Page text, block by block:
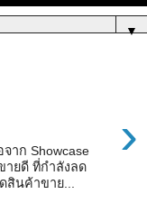
▼
›
าก Showcase
ยดี ที่กำลังลด
สินค้าขาย...